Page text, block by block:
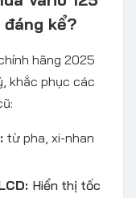
đáng kể?
hãng 2025
khắc phục các
từ pha, xi-nhan
Hiển thị tốc